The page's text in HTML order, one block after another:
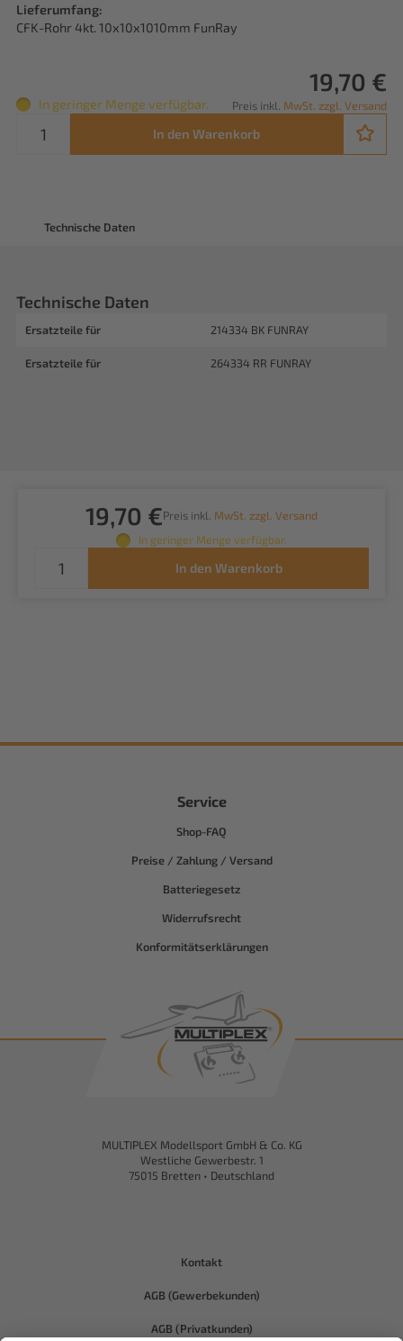
Lieferumfang:
CFK-Rohr 4kt. 10x10x1010mm FunRay
19,70 €
Preis inkl. MwSt. zzgl. Versand
In geringer Menge verfügbar.
In den Warenkorb
Technische Daten
Technische Daten
Ersatzteile für 214334 BK FUNRAY
Ersatzteile für 264334 RR FUNRAY
19,70 €Preis inkl. MwSt. zzgl. Versand
In geringer Menge verfügbar.
In den Warenkorb
Service
Shop-FAQ
Preise / Zahlung / Versand
Batteriegesetz
Widerrufsrecht
Konformitätserklärungen
MULTIPLEX Modellsport GmbH & Co. KG
Westliche Gewerbestr. 1
75015 Bretten • Deutschland
Kontakt
AGB (Gewerbekunden)
AGB (Privatkunden)